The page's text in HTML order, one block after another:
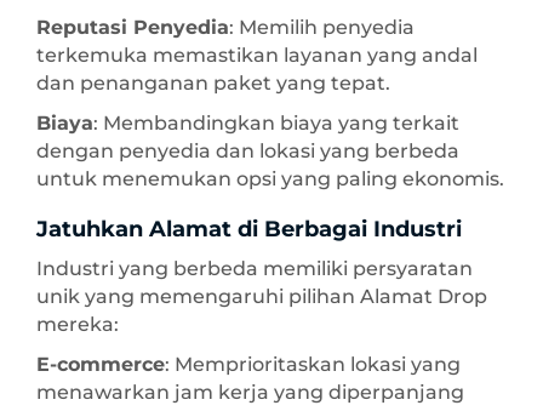
Reputasi Penyedia: Memilih penyedia
terkemuka memastikan layanan yang andal
dan penanganan paket yang tepat.
Biaya: Membandingkan biaya yang terkait
dengan penyedia dan lokasi yang berbeda
untuk menemukan opsi yang paling ekonomis.
Jatuhkan Alamat di Berbagai Industri
Industri yang berbeda memiliki persyaratan
unik yang memengaruhi pilihan Alamat Drop
mereka:
E-commerce: Memprioritaskan lokasi yang
menawarkan jam kerja yang diperpanjang